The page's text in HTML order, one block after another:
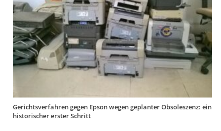
Gerichtsverfahren gegen Epson wegen geplanter Obsoleszenz: ein
historischer erster Schritt